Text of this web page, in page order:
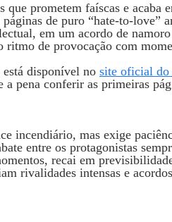
prometem faíscas e
de puro
em um acordo de
de provocação com
disponível no site oficial do
pena conferir as primeiras
incendiário, mas exige
entre os protagonistas
recai em
rivalidades intensas e